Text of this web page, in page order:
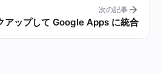
次の記事
アップして Google Apps に統合